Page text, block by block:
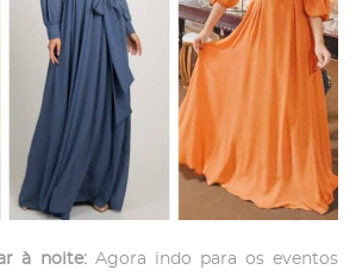
à noite:Agora indo para os eventos